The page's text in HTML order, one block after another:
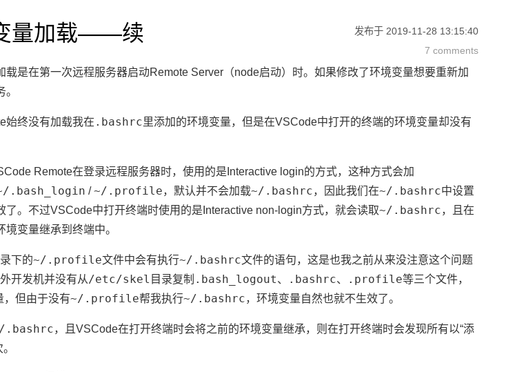
发布于 2019-11-28 13:15:40
7 comments
量加载——续
是在第一次远程服务器启动Remote Server（node启动）时。如果修改了环境变量想要重新加
始终没有加载我在 .bashrc里添加的环境变量，但是在VSCode中打开的终端的环境变量却没有
Remote在登录远程服务器时，使用的是Interactive login的方式，这种方式会加
.bash_login /~/.profile，默认并不会加载~/.bashrc，因此我们在~/.bashrc中设置
。不过VSCode中打开终端时使用的是Interactive non-login方式，就会读取~/.bashrc，且在
变量继承到终端中。
下的~/.profile文件中会有执行~/.bashrc文件的语句，这是也我之前从来没注意这个问题
开发机并没有从/etc/skel 目录复制 .bash_logout、 .bashrc、 .profile等三个文件，
，但由于没有~/.profile帮我执行~/.bashrc，环境变量自然也就不生效了。
.bashrc，且VSCode在打开终端时会将之前的环境变量继承，则在打开终端时会发现所有以“添